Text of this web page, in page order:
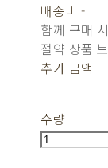
배송비-
함께 구매
절약 상품
추가 금액
수량